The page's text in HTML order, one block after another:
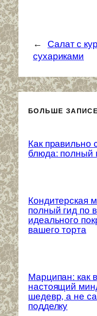
←
Салат с
сухариками
БОЛЬШЕ
Как правильно
блюда: полный
Кондитерская
полный гид по
идеального
вашего торта
Марципан: как
настоящий
шедевр, а не
подделку